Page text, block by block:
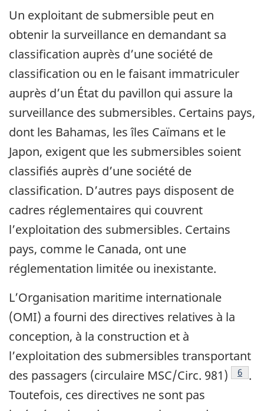
Un exploitant de submersible peut en
obtenir la surveillance en demandant sa
classification auprès d’une société de
classification ou en le faisant immatriculer
auprès d’un État du pavillon qui assure la
surveillance des submersibles. Certains pays,
dont les Bahamas, les îles Caïmans et le
Japon, exigent que les submersibles soient
classifiés auprès d’une société de
classification. D’autres pays disposent de
cadres réglementaires qui couvrent
l’exploitation des submersibles. Certains
pays, comme le Canada, ont une
réglementation limitée ou inexistante.
L’Organisation maritime internationale
(OMI) a fourni des directives relatives à la
conception, à la construction et à
l’exploitation des submersibles transportant
des passagers (circulaire MSC/Circ. 981)
6 .
Toutefois, ces directives ne sont pas